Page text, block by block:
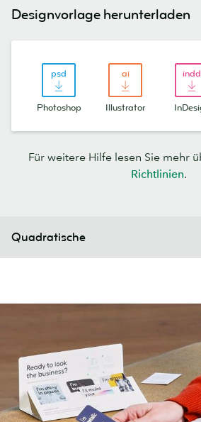
Designvorlage herunterladen
Photoshop Illustrator
Für weitere Hilfe lesen Sie mehr
Richtlinien.
Quadratische